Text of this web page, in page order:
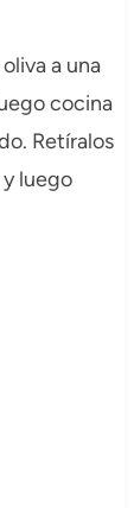
a una
cocina
Retíralos
luego